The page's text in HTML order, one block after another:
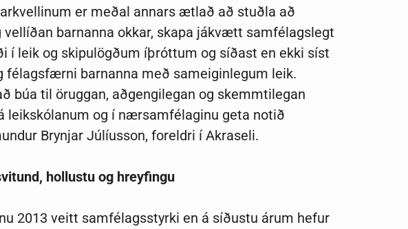
er meðal annars ætlað að stuðla að
vellíðan barnanna okkar, skapa jákvætt samfélagslegt
í leik og skipulögðum íþróttum og síðast en ekki síst
félagsfærni barnanna með sameiginlegum leik.
búa til öruggan, aðgengilegan og skemmtilegan
leikskólanum og í nærsamfélaginu geta notið
Brynjar Júlíusson, foreldri í Akraseli.
hollustu og hreyfingu
2013 veitt samfélagsstyrki en á síðustu árum hefur